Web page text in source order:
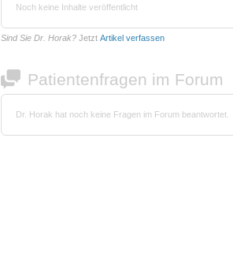
Noch keine Inhalte veröffentlicht
Sind Sie Dr. Horak? Jetzt Artikel verfassen
Patientenfragen im Forum
Dr. Horak hat noch keine Fragen im Forum beantwortet.